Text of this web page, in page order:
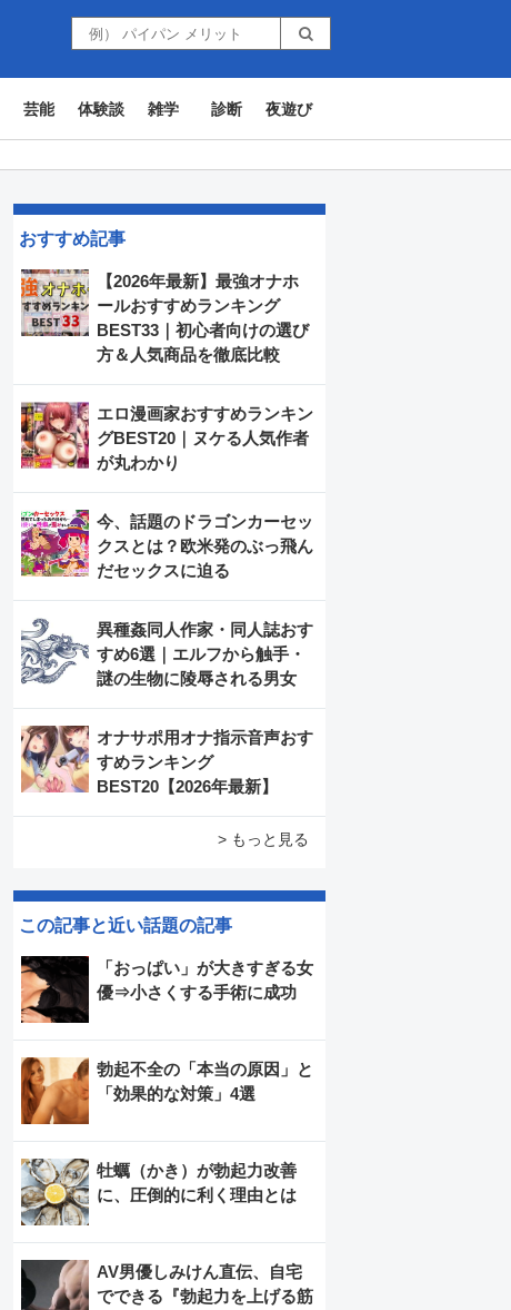
芸能 体験談 雑学 診断 夜遊び
おすすめ記事
【2026年最新】最強オナホ
ールおすすめランキング
BEST33｜初心者向けの選び
方＆人気商品を徹底比較
エロ漫画家おすすめランキン
グBEST20｜ヌケる人気作者
が丸わかり
今、話題のドラゴンカーセッ
クスとは？欧米発のぶっ飛ん
だセックスに迫る
異種姦同人作家・同人誌おす
すめ6選｜エルフから触手・
謎の生物に陵辱される男女
オナサポ用オナ指示音声おす
すめランキング
BEST20【2026年最新】
> もっと見る
この記事と近い話題の記事
「おっぱい」が大きすぎる女
優⇒小さくする手術に成功
勃起不全の「本当の原因」と
「効果的な対策」4選
牡蠣（かき）が勃起力改善
に、圧倒的に利く理由とは
AV男優しみけん直伝、自宅
でできる『勃起力を上げる筋